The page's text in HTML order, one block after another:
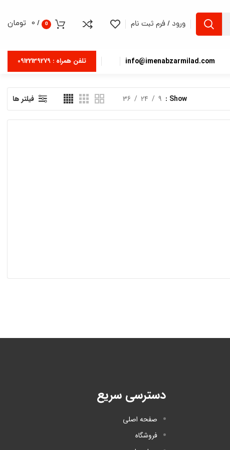
ورود / فرم ثبت نام 0
/
0 تومان
info@imenabzarmilad.com تلفن همراه : 09122139279
Show
9
24
36 فیلتر ها
دسترسی سریع
صفحه اصلی
فروشگاه